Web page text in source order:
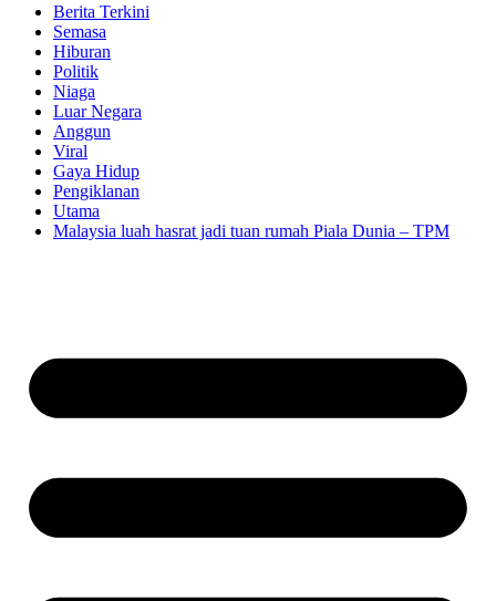
Berita Terkini
Semasa
Hiburan
Politik
Niaga
Luar Negara
Anggun
Viral
Gaya Hidup
Pengiklanan
Utama
Malaysia luah hasrat jadi tuan rumah Piala Dunia – TPM